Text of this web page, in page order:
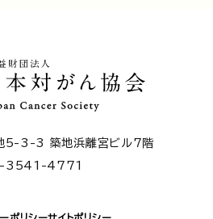
5-3-3 築地浜離宮ビル7階
3541-4771
ポリシーサイトポリシー